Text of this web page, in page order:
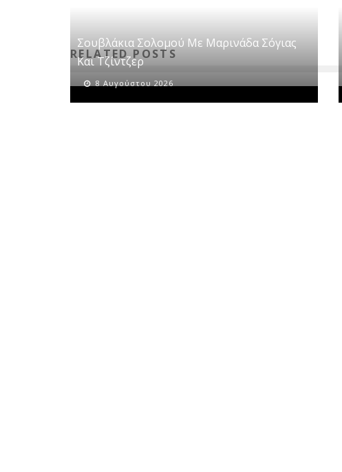
RELATED POSTS
Σουβλάκια Σολομού Με Μαρινάδα Σόγιας
Και Τζίντζερ
8 Αυγούστου 2026